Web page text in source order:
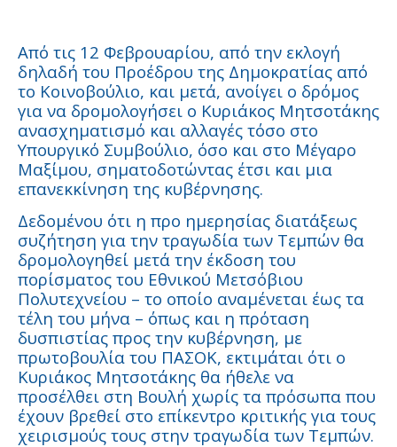
Από τις 12 Φεβρουαρίου, από την εκλογή
δηλαδή του Προέδρου της Δημοκρατίας από
το Κοινοβούλιο, και μετά, ανοίγει ο δρόμος
για να δρομολογήσει ο Κυριάκος Μητσοτάκης
ανασχηματισμό και αλλαγές τόσο στο
Υπουργικό Συμβούλιο, όσο και στο Μέγαρο
Μαξίμου, σηματοδοτώντας έτσι και μια
επανεκκίνηση της κυβέρνησης.
Δεδομένου ότι η προ ημερησίας διατάξεως
συζήτηση για την τραγωδία των Τεμπών θα
δρομολογηθεί μετά την έκδοση του
πορίσματος του Εθνικού Μετσόβιου
Πολυτεχνείου – το οποίο αναμένεται έως τα
τέλη του μήνα – όπως και η πρόταση
δυσπιστίας προς την κυβέρνηση, με
πρωτοβουλία του ΠΑΣΟΚ, εκτιμάται ότι ο
Κυριάκος Μητσοτάκης θα ήθελε να
προσέλθει στη Βουλή χωρίς τα πρόσωπα που
έχουν βρεθεί στο επίκεντρο κριτικής για τους
χειρισμούς τους στην τραγωδία των Τεμπών.